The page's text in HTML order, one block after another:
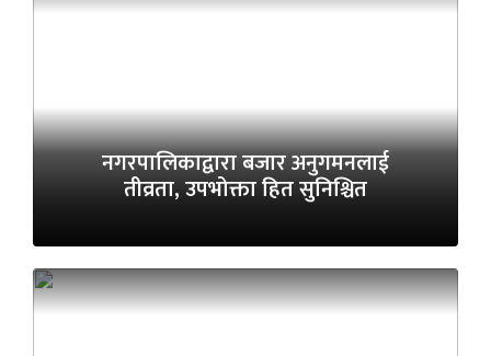
नगरपालिकाद्वारा बजार अनुगमनलाई
तीव्रता, उपभोक्ता हित सुनिश्चित